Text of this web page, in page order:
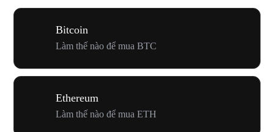
Bitcoin
Làm thế nào để mua BTC
Ethereum
Làm thế nào để mua ETH